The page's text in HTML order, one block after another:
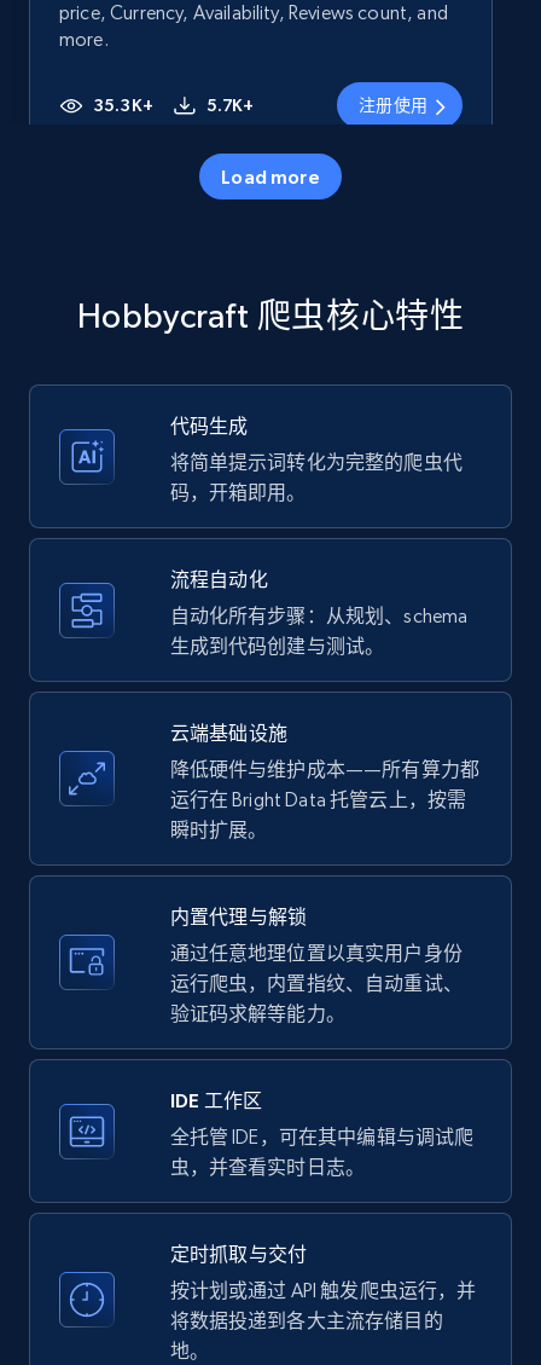
price, Currency, Availability, Reviews count, and
more.
35.3K+ 5.7K+ 注册使用
price, Currency, Availability, Reviews count, and
Amazon products - Collects products by
Title, Seller name, Brand, Description, Initial
price, Currency, Availability, Reviews count, and
Amazon products - find products by using
upc numbers
price, Currency, Availability, Reviews count, and
more.
5.7K+
LinkedIn company information
ID, Name, Country code, Locations, Followers,
Employees in linkedin, About, Specialties, and
33.6K+ 3.5K+ 注册使用
Load more
Hobbycraft 爬虫核心特性
代码生成
将简单提示词转化为完整的爬虫代
码，开箱即用。
流程自动化
自动化所有步骤：从规划、schema
生成到代码创建与测试。
云端基础设施
降低硬件与维护成本——所有算力都
运行在 Bright Data 托管云上，按需
瞬时扩展。
内置代理与解锁
通过任意地理位置以真实用户身份
运行爬虫，内置指纹、自动重试、
验证码求解等能力。
IDE 工作区
全托管 IDE，可在其中编辑与调试爬
虫，并查看实时日志。
定时抓取与交付
按计划或通过 API 触发爬虫运行，并
将数据投递到各大主流存储目的
地。